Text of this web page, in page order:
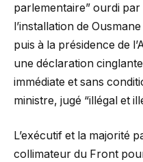
parlementaire” ourdi
l’installation de
puis à la présidence de
une déclaration
immédiate et sans
ministre, jugé “illégal et
L’exécutif et la majorité
collimateur du Front